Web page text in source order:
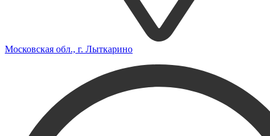
Московская обл., г. Лыткарино